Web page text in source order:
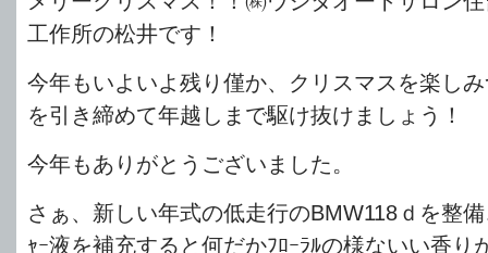
工作所の松井です！
今年もいよいよ残り僅か、クリスマスを楽し
を引き締めて年越しまで駆け抜けましょう！
今年もありがとうございました。
さぁ、新しい年式の低走行のBMW118ｄを整
ｬｰ液を補充すると何だかﾌﾛｰﾗﾙの様ないい香り